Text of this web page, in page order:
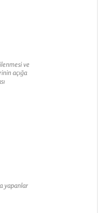
ve
açığa
yapanlar